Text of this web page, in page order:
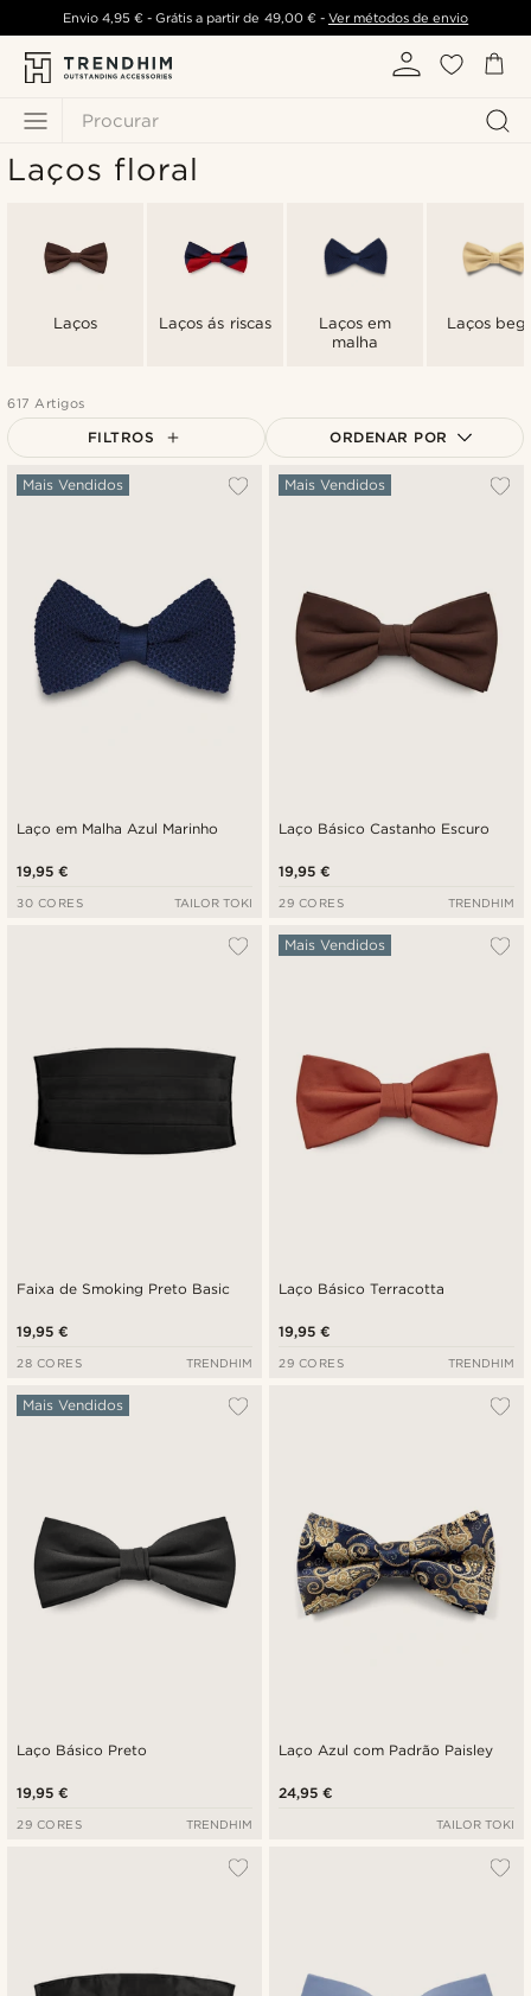
Procurar
Envio 4,95 €- Grátis a partir de 49,00 €- Ver métodos de envio
Laços floral
Laços Laços ás riscas
Laços em
malha
Laços
617 Artigos
FILTROS ORDENAR POR
Mais vendidos
Laço em Malha Azul Marinho
Mais Vendidos
19,95 €
30 CORES TAILOR TOKI
Laço Básico Castanho Escuro
Mais Vendidos
19,95 €
29 CORES TRENDHIM
Faixa de Smoking Preto Basic
19,95 €
28 CORES TRENDHIM
Laço Básico Terracotta
Mais Vendidos
19,95 €
29 CORES TRENDHIM
Laço Básico Preto
Mais Vendidos
19,95 €
29 CORES TRENDHIM
Laço Azul com Padrão Paisley
24,95 €
TAILOR TOKI